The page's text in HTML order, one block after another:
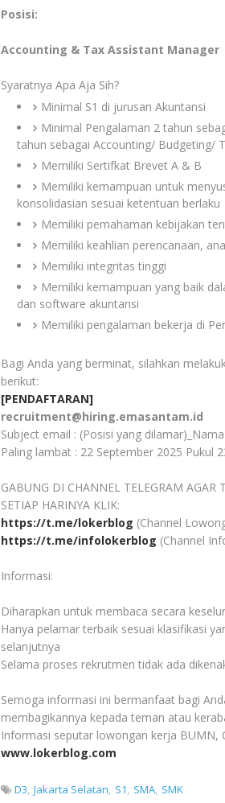
Posisi:
Accounting & Tax Assistant Manager
Syaratnya Apa Aja Sih?
Minimal S1 di jurusan Akuntansi
Minimal Pengalaman 2 tahun
tahun sebagai Accounting/ Budgeting/
Memiliki Sertifkat Brevet A & B
Memiliki kemampuan untuk
konsolidasian sesuai ketentuan berlaku
Memiliki pemahaman kebijakan
Memiliki keahlian perencanaan,
Memiliki integritas tinggi
Memiliki kemampuan yang baik
dan software akuntansi
Memiliki pengalaman bekerja di
Bagi Anda yang berminat, silahkan
berikut:
[PENDAFTARAN]
recruitment@hiring.emasantam.id
Subject email : (Posisi yang
Paling lambat : 22 September 2025 Pukul
GABUNG DI CHANNEL TELEGRAM
SETIAP HARINYA KLIK:
https://t.me/lokerblog (Channel
https://t.me/infolokerblog (Channel
Informasi:
Diharapkan untuk membaca secara
Hanya pelamar terbaik sesuai klasifikasi
selanjutnya
Selama proses rekrutmen tidak ada
Semoga informasi ini bermanfaat bagi
membagikannya kepada teman atau
Informasi seputar lowongan kerja BUMN,
www.lokerblog.com
D3 Jakarta Selatan S1 SMA SMK